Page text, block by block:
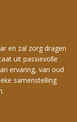
en zal zorg dragen
uit passievolle
ervaring, van oud
samenstelling